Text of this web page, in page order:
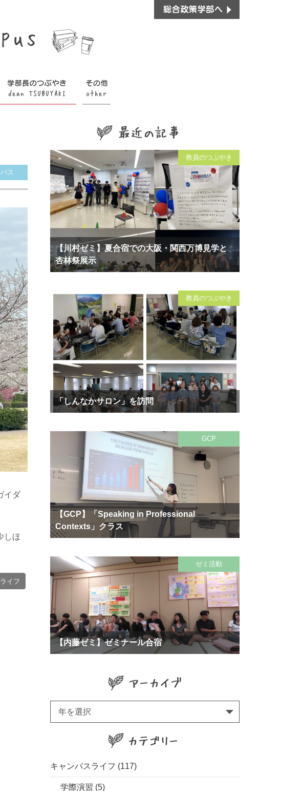
ス
イダ
しほ
イフ
【川村ゼミ】夏合宿での大阪・関西万博見学と
杏林祭展示
教員のつぶやき
「しんなかサロン」を訪問
教員のつぶやき
【GCP】「Speaking in Professional
Contexts」クラス
GCP
【内藤ゼミ】ゼミナール合宿
ゼミ活動
年を選択
キャンパスライフ (117)
学際演習 (5)